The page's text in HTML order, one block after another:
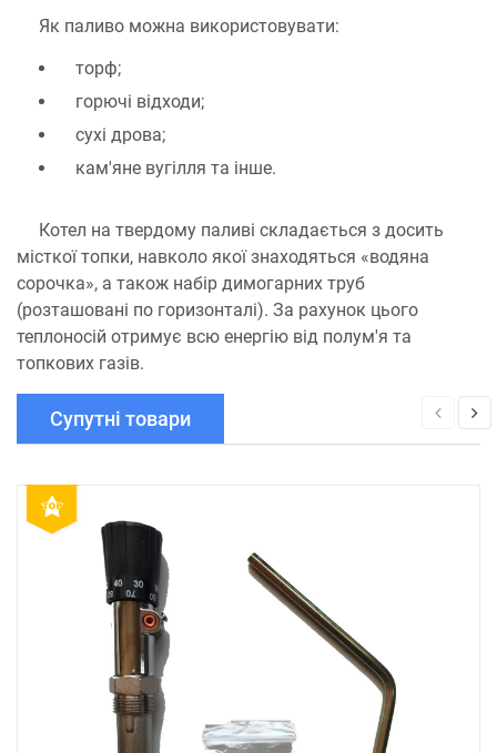
Як паливо можна використовувати:
торф;
горючі відходи;
сухі дрова;
кам'яне вугілля та інше.
Котел на твердому паливі складається з досить
місткої топки, навколо якої знаходяться «водяна
сорочка», а також набір димогарних труб
(розташовані по горизонталі). За рахунок цього
теплоносій отримує всю енергію від полум'я та
топкових газів.
Супутні товари